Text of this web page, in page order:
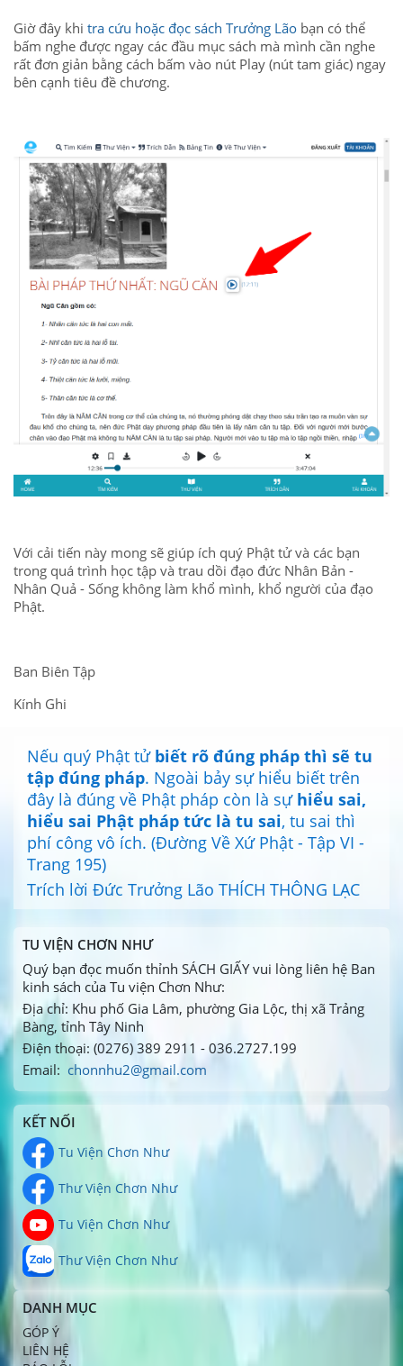
Giờ đây khi tra cứu hoặc đọc sách Trưởng Lão bạn có thể
bấm nghe được ngay các đầu mục sách mà mình cần nghe
rất đơn giản bằng cách bấm vào nút Play (nút tam giác) ngay
bên cạnh tiêu đề chương.
Với cải tiến này mong sẽ giúp ích quý Phật tử và các bạn
trong quá trình học tập và trau dồi đạo đức Nhân Bản -
Nhân Quả - Sống không làm khổ mình, khổ người của đạo
Phật.
Ban Biên Tập
Kính Ghi
Nếu quý Phật tử biết rõ đúng pháp thì sẽ tu
tập đúng pháp. Ngoài bảy sự hiểu biết trên
đây là đúng về Phật pháp còn là sự hiểu sai,
hiểu sai Phật pháp tức là tu sai, tu sai thì
phí công vô ích. (Đường Về Xứ Phật - Tập VI -
Trang 195)
Trích lời Đức Trưởng Lão THÍCH THÔNG LẠC
TU VIỆN CHƠN NHƯ
Quý bạn đọc muốn thỉnh SÁCH GIẤY vui lòng liên hệ Ban
kinh sách của Tu viện Chơn Như:
Địa chỉ: Khu phố Gia Lâm, phường Gia Lộc, thị xã Trảng
Bàng, tỉnh Tây Ninh
Điện thoại: (0276) 389 2911 - 036.2727.199
Email: chonnhu2@gmail.com
KẾT NỐI
Tu Viện Chơn Như
Thư Viện Chơn Như
Tu Viện Chơn Như
Thư Viện Chơn Như
DANH MỤC
GÓP Ý
LIÊN HỆ